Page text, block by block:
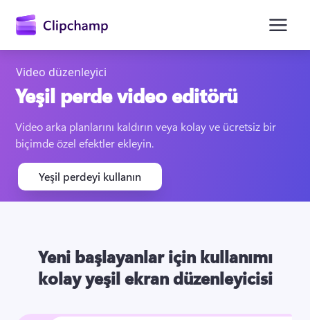
Video düzenleyici
Yeşil perde video editörü
Video arka planlarını kaldırın veya kolay ve ücretsiz bir
biçimde özel efektler ekleyin.
Yeşil perdeyi kullanın
Yeni başlayanlar için kullanımı
kolay yeşil ekran düzenleyicisi